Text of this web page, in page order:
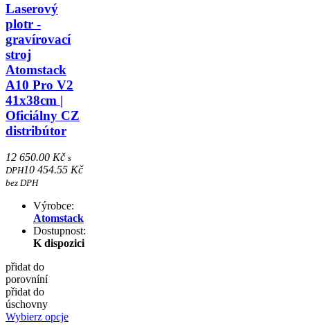
Laserový
plotr -
gravírovací
stroj
Atomstack
A10 Pro V2
41x38cm |
Oficiálny CZ
distribútor
12 650.00 Kč s
DPH10 454.55 Kč
bez DPH
Výrobce:
Atomstack
Dostupnost:
K dispozici
přidat do
porovníní
přidat do
úschovny
Wybierz opcje